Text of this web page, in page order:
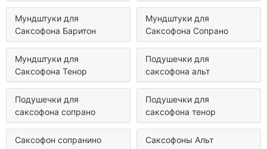
Мундштуки для
Саксофона Баритон
Мундштуки для
Саксофона Сопрано
Мундштуки для
Саксофона Тенор
Подушечки для
саксофона альт
Подушечки для
саксофона сопрано
Подушечки для
саксофона тенор
Саксофон сопранино Саксофоны Альт